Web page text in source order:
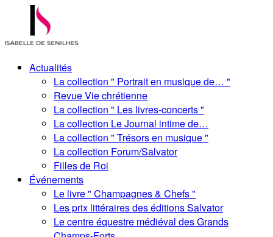
Actualités
La collection " Portrait en musique de… "
Revue Vie chrétienne
La collection " Les livres-concerts "
La collection Le Journal intime de…
La collection " Trésors en musique "
La collection Forum/Salvator
Filles de Roi
Événements
Le livre " Champagnes & Chefs "
Les prix littéraires des éditions Salvator
Le centre équestre médiéval des Grands